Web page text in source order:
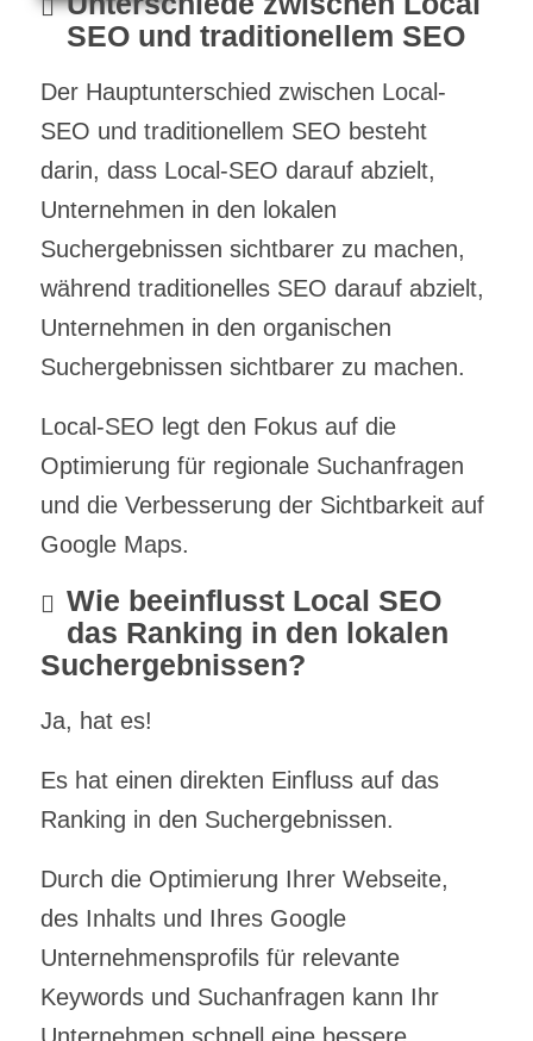
SEO und traditionellem SEO
Der Hauptunterschied zwischen Local-
SEO und traditionellem SEO besteht
darin, dass Local-SEO darauf abzielt,
Unternehmen in den lokalen
Suchergebnissen sichtbarer zu machen,
während traditionelles SEO darauf abzielt,
Unternehmen in den organischen
Suchergebnissen sichtbarer zu machen.
Local-SEO legt den Fokus auf die
Optimierung für regionale Suchanfragen
und die Verbesserung der Sichtbarkeit auf
Google Maps.
Wie beeinflusst Local SEO
das Ranking in den lokalen
Suchergebnissen?
Ja, hat es!
Es hat einen direkten Einfluss auf das
Ranking in den Suchergebnissen.
Durch die Optimierung Ihrer Webseite,
des Inhalts und Ihres Google
Unternehmensprofils für relevante
Keywords und Suchanfragen kann Ihr